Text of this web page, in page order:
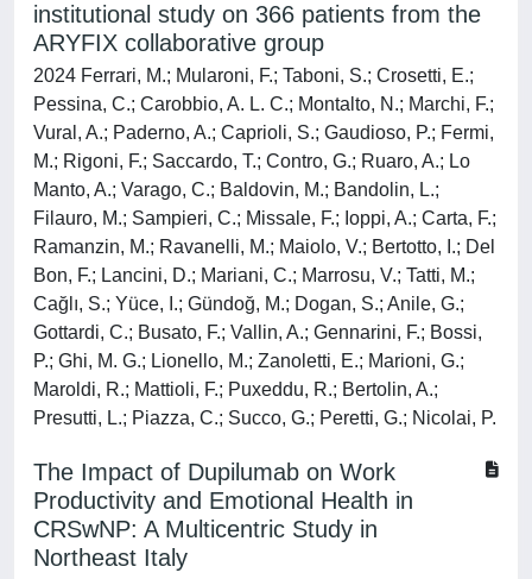
institutional study on 366 patients from the
ARYFIX collaborative group
2024 Ferrari, M.; Mularoni, F.; Taboni, S.; Crosetti, E.;
Pessina, C.; Carobbio, A. L. C.; Montalto, N.; Marchi, F.;
Vural, A.; Paderno, A.; Caprioli, S.; Gaudioso, P.; Fermi,
M.; Rigoni, F.; Saccardo, T.; Contro, G.; Ruaro, A.; Lo
Manto, A.; Varago, C.; Baldovin, M.; Bandolin, L.;
Filauro, M.; Sampieri, C.; Missale, F.; Ioppi, A.; Carta, F.;
Ramanzin, M.; Ravanelli, M.; Maiolo, V.; Bertotto, I.; Del
Bon, F.; Lancini, D.; Mariani, C.; Marrosu, V.; Tatti, M.;
Cağlı, S.; Yüce, I.; Gündoğ, M.; Dogan, S.; Anile, G.;
Gottardi, C.; Busato, F.; Vallin, A.; Gennarini, F.; Bossi,
P.; Ghi, M. G.; Lionello, M.; Zanoletti, E.; Marioni, G.;
Maroldi, R.; Mattioli, F.; Puxeddu, R.; Bertolin, A.;
Presutti, L.; Piazza, C.; Succo, G.; Peretti, G.; Nicolai, P.
The Impact of Dupilumab on Work
Productivity and Emotional Health in
CRSwNP: A Multicentric Study in
Northeast Italy